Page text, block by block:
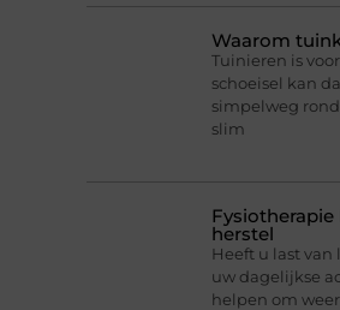
Waarom
Tuinieren is
schoeisel kan
simpelweg
slim
herstel
Heeft u last
uw dagelijkse
helpen om